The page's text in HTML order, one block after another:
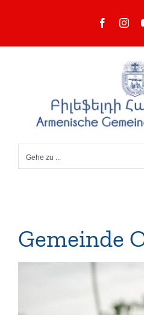
Facebook
Gehe zu ...
Gemeinde